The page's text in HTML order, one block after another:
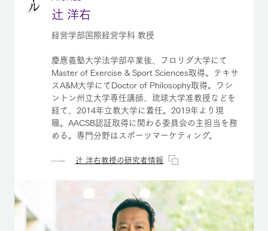
辻 洋右
経営学部国際経営学科 教授
慶應義塾大学法学部卒業後、フロリダ大学にて
Master of Exercise & Sport Sciences取得。テキサ
スA&M大学にてDoctor of Philosophy取得。ワシ
ントン州立大学専任講師、琉球大学准教授などを
経て、2014年立教大学に着任。2019年より現
職。AACSB認証取得に関わる委員会の主担当を務
める。専門分野はスポーツマーケティング。
辻 洋右教授の研究者情報